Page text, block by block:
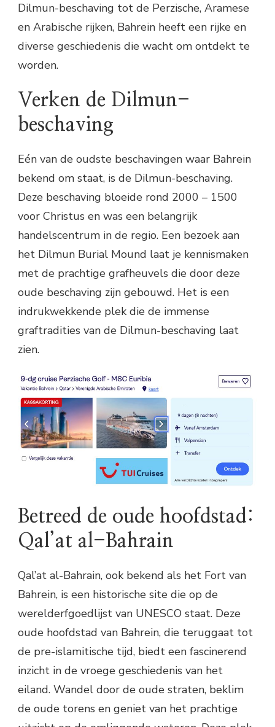
Dilmun-beschaving tot de Perzische, Aramese
en Arabische rijken, Bahrein heeft een rijke en
diverse geschiedenis die wacht om ontdekt te
worden.
Verken de Dilmun-
beschaving
Eén van de oudste beschavingen waar Bahrein
bekend om staat, is de Dilmun-beschaving.
Deze beschaving bloeide rond 2000 – 1500
voor Christus en was een belangrijk
handelscentrum in de regio. Een bezoek aan
het Dilmun Burial Mound laat je kennismaken
met de prachtige grafheuvels die door deze
oude beschaving zijn gebouwd. Het is een
indrukwekkende plek die de immense
graftradities van de Dilmun-beschaving laat
zien.
Betreed de oude hoofdstad:
Qal’at al-Bahrain
Qal’at al-Bahrain, ook bekend als het Fort van
Bahrein, is een historische site die op de
werelderfgoedlijst van UNESCO staat. Deze
oude hoofdstad van Bahrein, die teruggaat tot
de pre-islamitische tijd, biedt een fascinerend
inzicht in de vroege geschiedenis van het
eiland. Wandel door de oude straten, beklim
de oude torens en geniet van het prachtige